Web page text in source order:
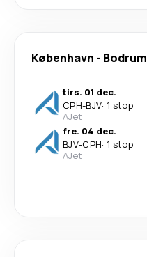
København - Bodrum
tirs. 01 dec.
CPH-BJV· 1 stop
AJet
fre. 04 dec.
BJV-CPH· 1 stop
AJet